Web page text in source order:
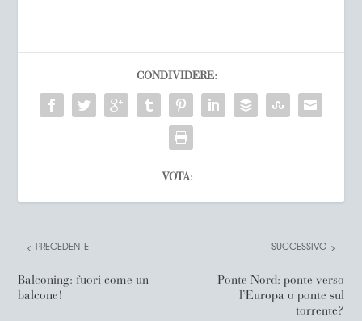
CONDIVIDERE:
VOTA:
PRECEDENTE
Balconing: fuori come un
balcone!
SUCCESSIVO
Ponte Nord: ponte verso
l’Europa o ponte sul
torrente?